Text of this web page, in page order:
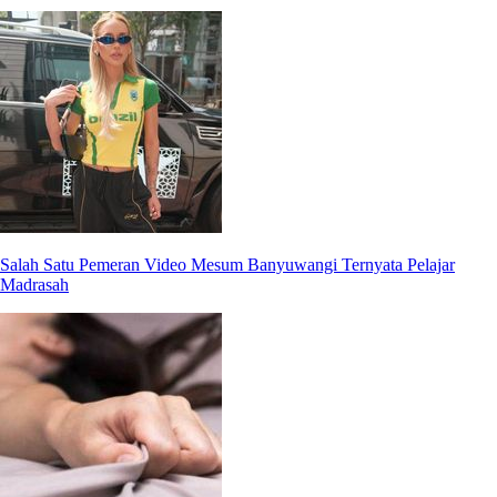
Salah Satu Pemeran Video Mesum Banyuwangi Ternyata Pelajar
Madrasah